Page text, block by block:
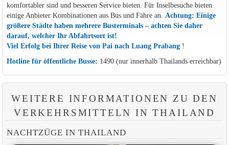
komfortabler sind und besseren Service bieten. Für Inselbesuche bieten
einige Anbieter Kombinationen aus Bus und Fähre an. Achtung: Einige
größere Städte haben mehrere Busterminals – achten Sie daher
darauf, welcher Ihr Abfahrtsort ist!
Viel Erfolg bei Ihrer Reise von Pai nach Luang Prabang!
Hotline für öffentliche Busse: 1490 (nur innerhalb Thailands erreichbar)
WEITERE INFORMATIONEN ZU DEN
VERKEHRSMITTELN IN THAILAND
NACHTZÜGE IN THAILAND